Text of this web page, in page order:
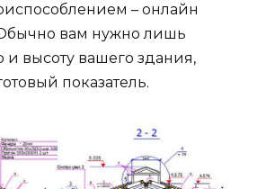
– онлайн
вам нужно лишь
и высоту вашего здания,
показатель.